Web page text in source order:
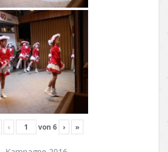
‹ von 6 › »